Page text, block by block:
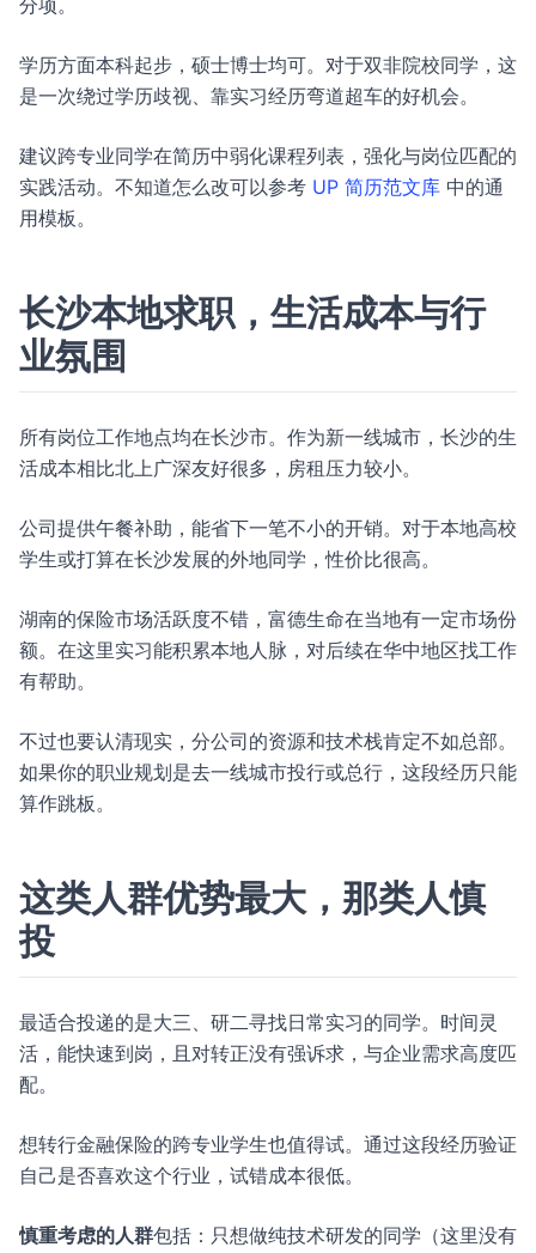
分项。
学历方面本科起步，硕士博士均可。对于双非院校同学，这
是一次绕过学历歧视、靠实习经历弯道超车的好机会。
建议跨专业同学在简历中弱化课程列表，强化与岗位匹配的
实践活动。不知道怎么改可以参考 UP 简历范文库 中的通
用模板。
长沙本地求职，生活成本与行
业氛围
所有岗位工作地点均在长沙市。作为新一线城市，长沙的生
活成本相比北上广深友好很多，房租压力较小。
公司提供午餐补助，能省下一笔不小的开销。对于本地高校
学生或打算在长沙发展的外地同学，性价比很高。
湖南的保险市场活跃度不错，富德生命在当地有一定市场份
额。在这里实习能积累本地人脉，对后续在华中地区找工作
有帮助。
不过也要认清现实，分公司的资源和技术栈肯定不如总部。
如果你的职业规划是去一线城市投行或总行，这段经历只能
算作跳板。
这类人群优势最大，那类人慎
投
最适合投递的是大三、研二寻找日常实习的同学。时间灵
活，能快速到岗，且对转正没有强诉求，与企业需求高度匹
配。
想转行金融保险的跨专业学生也值得试。通过这段经历验证
自己是否喜欢这个行业，试错成本很低。
慎重考虑的人群包括：只想做纯技术研发的同学（这里没有